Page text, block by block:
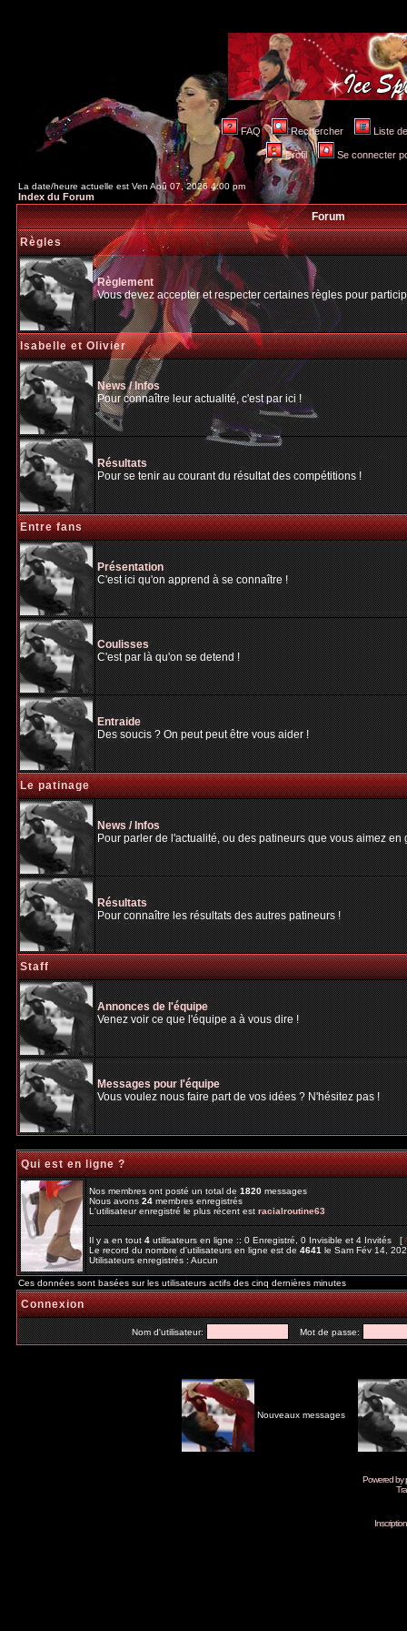
FAQ Rechercher Liste
Profil Se connecter
La date/heure actuelle est Ven Aoû 07, 2026 4:00 pm
Index du Forum
Forum
Règles
Règlement
Vous devez accepter et respecter certaines règles pour
Isabelle et Olivier
News / Infos
Pour connaître leur actualité, c'est par ici !
Résultats
Pour se tenir au courant du résultat des compétitions !
Entre fans
Présentation
C'est ici qu'on apprend à se connaître !
Coulisses
C'est par là qu'on se detend !
Entraide
Des soucis ? On peut peut être vous aider !
Le patinage
News / Infos
Pour parler de l'actualité, ou des patineurs que vous aimez
Résultats
Pour connaître les résultats des autres patineurs !
Staff
Annonces de l'équipe
Venez voir ce que l'équipe a à vous dire !
Messages pour l'équipe
Vous voulez nous faire part de vos idées ? N'hésitez pas !
Qui est en ligne ?
Nos membres ont posté un total de1820messages
Nous avons24membres enregistrés
L'utilisateur enregistré le plus récent estracialroutine63
Il y a en tout4utilisateurs en ligne :: 0 Enregistré, 0 Invisible et 4 Invités [
Le record du nombre d'utilisateurs en ligne est de4641le Sam Fév 14,
Utilisateurs enregistrés : Aucun
Ces données sont basées sur les utilisateurs actifs des cinq dernières minutes
Connexion
Nom d'utilisateur: Mot de passe:
Nouveaux messages
Powered by